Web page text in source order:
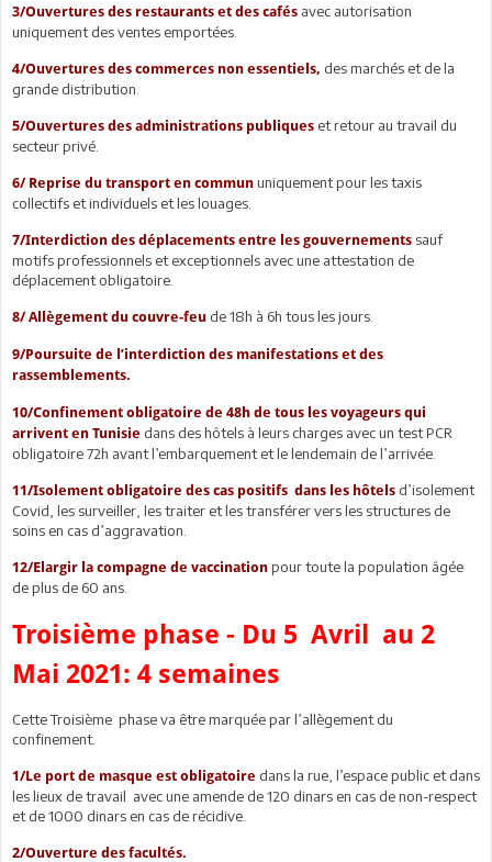
3/Ouvertures des restaurants et des cafés avec autorisation
uniquement des ventes emportées.
4/Ouvertures des commerces non essentiels, des marchés et de la
grande distribution.
5/Ouvertures des administrations publiques et retour au travail du
secteur privé.
6/ Reprise du transport en commun uniquement pour les taxis
collectifs et individuels et les louages.
7/Interdiction des déplacements entre les gouvernements sauf
motifs professionnels et exceptionnels avec une attestation de
déplacement obligatoire.
8/ Allègement du couvre-feu de 18h à 6h tous les jours.
9/Poursuite de l’interdiction des manifestations et des
rassemblements.
10/Confinement obligatoire de 48h de tous les voyageurs qui
arrivent en Tunisie dans des hôtels à leurs charges avec un test PCR
obligatoire 72h avant l’embarquement et le lendemain de l’arrivée.
11/Isolement obligatoire des cas positifs dans les hôtels d’isolement
Covid, les surveiller, les traiter et les transférer vers les structures de
soins en cas d’aggravation.
12/Elargir la compagne de vaccination pour toute la population âgée
de plus de 60 ans.
Troisième phase - Du 5 Avril au 2
Mai 2021: 4 semaines
Cette Troisième phase va être marquée par l’allègement du
confinement.
1/Le port de masque est obligatoire dans la rue, l’espace public et dans
les lieux de travail avec une amende de 120 dinars en cas de non-respect
et de 1000 dinars en cas de récidive.
2/Ouverture des facultés.